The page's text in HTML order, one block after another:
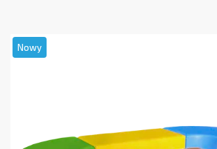
Nowy